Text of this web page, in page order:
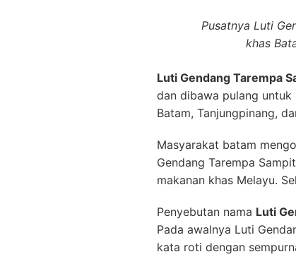
rendang. Ghendang,
artikan goreng/
Bahasa tarempa,
HargaLuti
Masyarakat Batam
teksturenya yang unik
gendang ini ketika
Harga dari Luti Gendang
karenanya akan
anda senantiasa teringat